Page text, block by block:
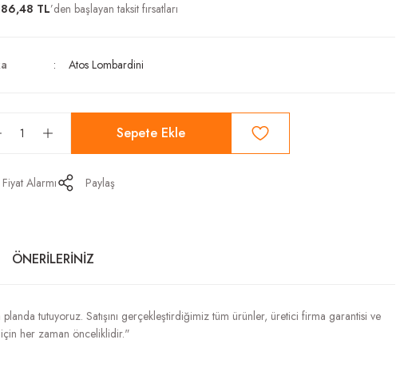
TL’den başlayan taksit fırsatları
Atos Lombardini
Sepete Ekle
Fiyat Alarmı Paylaş
ÖNERİLERİNİZ
tutuyoruz. Satışını gerçekleştirdiğimiz tüm ürünler, üretici firma garantisi ve
için her zaman önceliklidir."